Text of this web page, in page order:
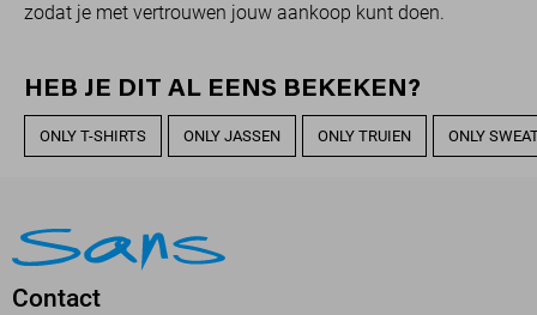
zodat je met vertrouwen jouw aankoop kunt doen.
HEB JE DIT AL EENS BEKEKEN?
ONLY T-SHIRTS ONLY JASSEN ONLY TRUIEN ONLY
Contact